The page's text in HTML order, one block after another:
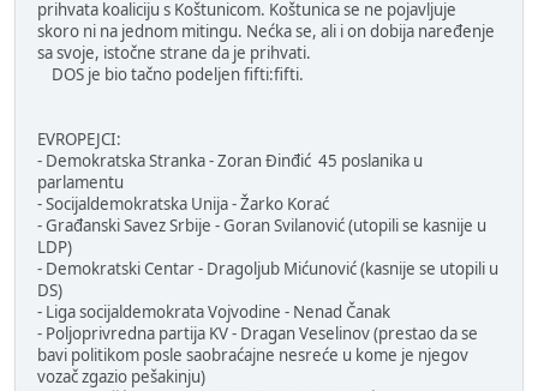
prihvata koaliciju s Koštunicom. Koštunica se ne pojavljuje
skoro ni na jednom mitingu. Nećka se, ali i on dobija naređenje
sa svoje, istočne strane da je prihvati.
DOS je bio tačno podeljen fifti:fifti.
EVROPEJCI:
- Demokratska Stranka - Zoran Đinđić 45 poslanika u
parlamentu
- Socijaldemokratska Unija - Žarko Korać
- Građanski Savez Srbije - Goran Svilanović (utopili se kasnije u
LDP)
- Demokratski Centar - Dragoljub Mićunović (kasnije se utopili u
DS)
- Liga socijaldemokrata Vojvodine - Nenad Čanak
- Poljoprivredna partija KV - Dragan Veselinov (prestao da se
bavi politikom posle saobraćajne nesreće u kome je njegov
vozač zgazio pešakinju)